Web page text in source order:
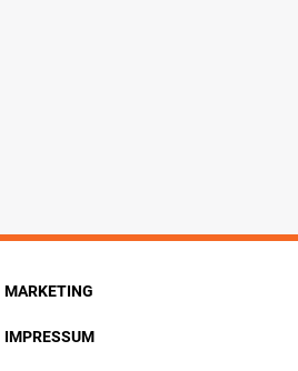
MARKETING
IMPRESSUM